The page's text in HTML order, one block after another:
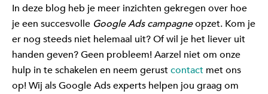
In deze blog heb je meer inzichten gekregen over hoe
je een succesvolle Google Ads campagneopzet. Kom je
er nog steeds niet helemaal uit? Of wil je het liever uit
handen geven? Geen probleem! Aarzel niet om onze
hulp in te schakelen en neem gerustcontact met ons
op! Wij als Google Ads experts helpen jou graag om